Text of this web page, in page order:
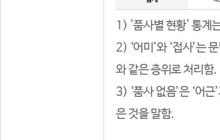
1) '품사별 현황' 통계
2) ‘어미’와 ‘접사’는
와 같은 층위로 처리함.
3) ‘품사 없음’은 ‘어
은 것을 말함.